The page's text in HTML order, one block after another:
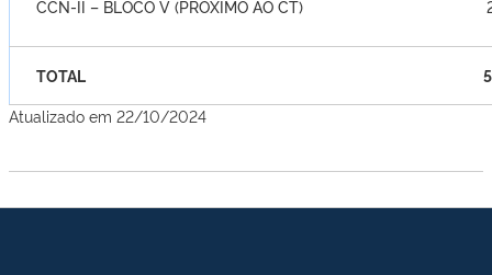
CCN-II – BLOCO V (PRÓXIMO AO CT)
TOTAL
55
Atualizado em 22/10/2024